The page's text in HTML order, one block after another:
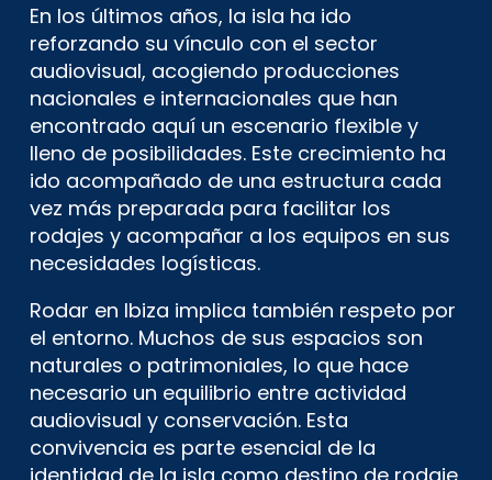
En los últimos años, la isla ha ido
reforzando su vínculo con el sector
audiovisual, acogiendo producciones
nacionales e internacionales que han
encontrado aquí un escenario flexible y
lleno de posibilidades. Este crecimiento ha
ido acompañado de una estructura cada
vez más preparada para facilitar los
rodajes y acompañar a los equipos en sus
necesidades logísticas.
Rodar en Ibiza implica también respeto por
el entorno. Muchos de sus espacios son
naturales o patrimoniales, lo que hace
necesario un equilibrio entre actividad
audiovisual y conservación. Esta
convivencia es parte esencial de la